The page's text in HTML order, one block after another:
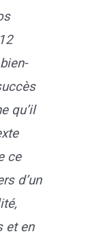
qu’il
ce
d’un
et en